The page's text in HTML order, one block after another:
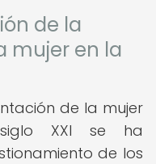
de la
mujer en la
de la mujer
XXI se ha
de los